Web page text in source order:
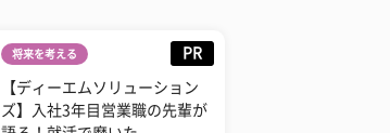
将来を考える PR
【ディーエムソリューション
ズ】入社3年目営業職の先輩が